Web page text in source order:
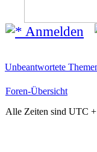
Anmelden
Unbeantwortete
Foren-Übersicht
Alle Zeiten sind UTC